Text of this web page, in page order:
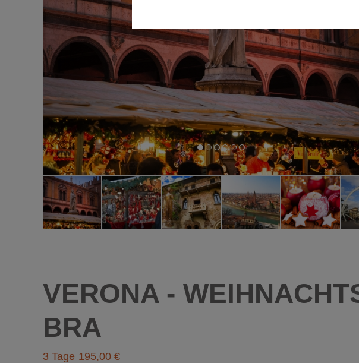
VERONA -
BRA
3 Tage 195
Essentielle Cookies ermöglichen grundlegende
Diese Cookies ermöglichen die Interaktion mit
nicht benötigt.